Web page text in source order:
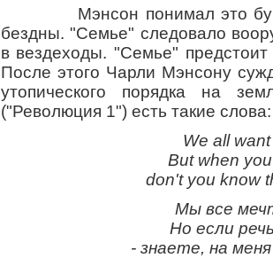
Мэнсон понимал это
бездны. "Семье" следовало
в вездеходы. "Семье"
После этого Чарли Мэнсону
утопического порядка на
("Революция 1") есть такие слова:
We all
But when
don't you know
Мы все
Но если
- знаете, на